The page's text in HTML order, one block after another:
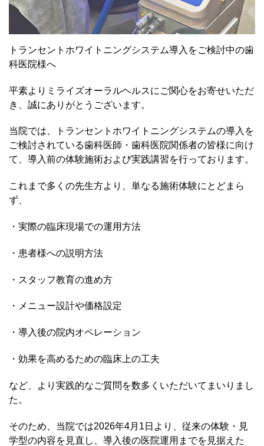
トランセントホワイトニングシステム導入をご検討中の歯
科医院様へ
平素よりミライズオーラルヘルスにご関心をお寄せいただ
き、誠にありがとうございます。
当院では、トランセントホワイトニングシステムの導入を
ご検討されている歯科医師・歯科医院関係者の皆様に向け
て、導入前の体験施術および実践講習を行っております。
これまで多くの先生方より、単なる施術体験にとどまら
ず、
・実際の臨床現場での運用方法
・患者様への説明方法
・スタッフ教育の進め方
・メニュー設計や価格設定
・導入後の院内オペレーション
・効果を高めるための臨床上の工夫
など、より実践的なご質問を数多くいただいてまいりまし
た。
そのため、当院では2026年4月1日より、従来の体験・見
学型の内容を見直し、導入後の医院運用までを見据えた